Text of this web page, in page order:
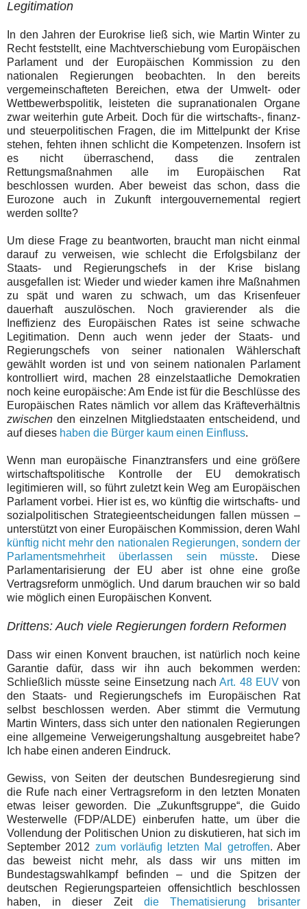
Legitimation
In den Jahren der Eurokrise ließ sich, wie Martin Winter zu
Recht feststellt, eine Machtverschiebung vom Europäischen
Parlament und der Europäischen Kommission zu den
nationalen Regierungen beobachten. In den bereits
vergemeinschafteten Bereichen, etwa der Umwelt- oder
Wettbewerbspolitik, leisteten die supranationalen Organe
zwar weiterhin gute Arbeit. Doch für die wirtschafts-, finanz-
und steuerpolitischen Fragen, die im Mittelpunkt der Krise
stehen, fehten ihnen schlicht die Kompetenzen. Insofern ist
es nicht überraschend, dass die zentralen
Rettungsmaßnahmen alle im Europäischen Rat
beschlossen wurden. Aber beweist das schon, dass die
Eurozone auch in Zukunft intergouvernemental regiert
werden sollte?
Um diese Frage zu beantworten, braucht man nicht einmal
darauf zu verweisen, wie schlecht die Erfolgsbilanz der
Staats- und Regierungschefs in der Krise bislang
ausgefallen ist: Wieder und wieder kamen ihre Maßnahmen
zu spät und waren zu schwach, um das Krisenfeuer
dauerhaft auszulöschen. Noch gravierender als die
Ineffizienz des Europäischen Rates ist seine schwache
Legitimation. Denn auch wenn jeder der Staats- und
Regierungschefs von seiner nationalen Wählerschaft
gewählt worden ist und von seinem nationalen Parlament
kontrolliert wird, machen 28 einzelstaatliche Demokratien
noch keine europäische: Am Ende ist für die Beschlüsse des
Europäischen Rates nämlich vor allem das Kräfteverhältnis
zwischen den einzelnen Mitgliedstaaten entscheidend, und
auf dieses haben die Bürger kaum einen Einfluss.
Wenn man europäische Finanztransfers und eine größere
wirtschaftspolitische Kontrolle der EU demokratisch
legitimieren will, so führt zuletzt kein Weg am Europäischen
Parlament vorbei. Hier ist es, wo künftig die wirtschafts- und
sozialpolitischen Strategieentscheidungen fallen müssen –
unterstützt von einer Europäischen Kommission, deren Wahl
künftig nicht mehr den nationalen Regierungen, sondern der
Parlamentsmehrheit überlassen sein müsste. Diese
Parlamentarisierung der EU aber ist ohne eine große
Vertragsreform unmöglich. Und darum brauchen wir so bald
wie möglich einen Europäischen Konvent.
Drittens: Auch viele Regierungen fordern Reformen
Dass wir einen Konvent brauchen, ist natürlich noch keine
Garantie dafür, dass wir ihn auch bekommen werden:
Schließlich müsste seine Einsetzung nachArt. 48 EUVvon
den Staats- und Regierungschefs im Europäischen Rat
selbst beschlossen werden. Aber stimmt die Vermutung
Martin Winters, dass sich unter den nationalen Regierungen
eine allgemeine Verweigerungshaltung ausgebreitet habe?
Ich habe einen anderen Eindruck.
Gewiss, von Seiten der deutschen Bundesregierung sind
die Rufe nach einer Vertragsreform in den letzten Monaten
etwas leiser geworden. Die „Zukunftsgruppe“, die Guido
Westerwelle (FDP/ALDE) einberufen hatte, um über die
Vollendung der Politischen Union zu diskutieren, hat sich im
September 2012 zum vorläufig letzten Mal getroffen. Aber
das beweist nicht mehr, als dass wir uns mitten im
Bundestagswahlkampf befinden – und die Spitzen der
deutschen Regierungsparteien offensichtlich beschlossen
haben, in dieser Zeit die Thematisierung brisanter